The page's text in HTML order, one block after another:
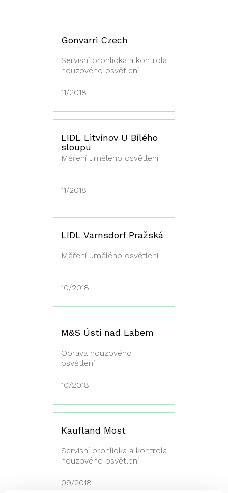
Gonvarri Czech
Servisní prohlídka a kontrola
nouzového osvětlení
11/2018
LIDL Litvínov U Bílého
sloupu
Měření umělého osvětlení
11/2018
LIDL Varnsdorf Pražská
Měření umělého osvětlení
10/2018
M&S Ústi nad Labem
Oprava nouzového
osvětlení
10/2018
Kaufland Most
Servisní prohlídka a kontrola
nouzového osvětlení
09/2018